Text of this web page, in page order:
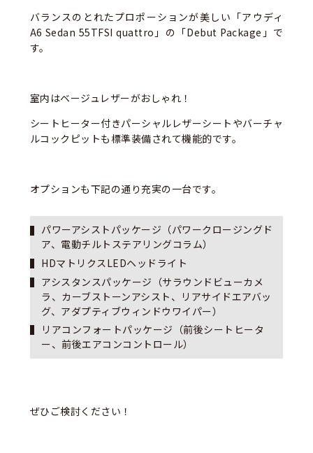
バランスのとれたプロポーションが美しい「アウディ
A6 Sedan 55TFSI quattro」の「Debut Package」で
す。
室内はベージュレザーがおしゃれ！
シートヒーター付きパーシャルレザーシートやバーチャ
ルコックピットも標準装備されて機能的です。
オプションも下記の通り充実の一台です。
パワーアシストパッケージ（パワークロージングド
ア、電動チルトステアリングコラム）
HDマトリクスLEDヘッドライト
アシスタンスパッケージ（サラウンドビューカメ
ラ、カーブストーンアシスト、リアサイドエアバッ
グ、アダプティブウィンドウワイパー）
リアコンフォートパッケージ（前後シートヒータ
ー、前後エアコンコントロール）
ぜひご検討ください！